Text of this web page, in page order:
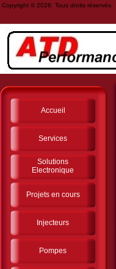
Copyright © 2026. Tous droits réservés.
Accueil
Services
Solutions
Electronique
Projets en cours
Injecteurs
Pompes